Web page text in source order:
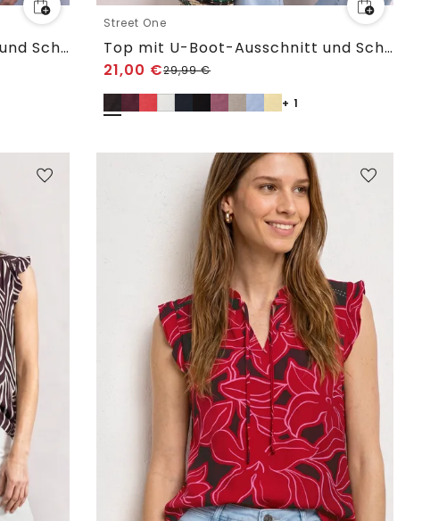
Top mit U-Boot-Ausschnitt und Schulterdetail
Street One
Top mit U-Boot-Ausschnitt und Schulterdetail
21,00 €29,99€
+ 1